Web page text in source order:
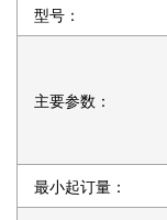
型号：
主要参数：
最小起订量：